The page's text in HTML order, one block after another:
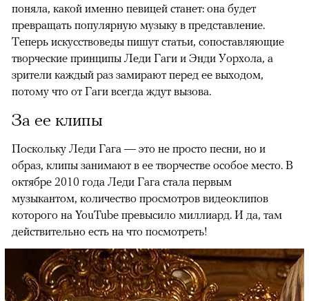
поняла, какой именно певицей станет: она будет
превращать популярную музыку в представление.
Теперь искусствоведы пишут статьи, сопоставляющие
творческие принципы Леди Гаги и Энди Уорхола, а
зрители каждый раз замирают перед ее выходом,
потому что от Гаги всегда ждут вызова.
За ее клипы
Поскольку Леди Гага — это не просто песни, но и
образ, клипы занимают в ее творчестве особое место. В
октябре 2010 года Леди Гага стала первым
музыкантом, количество просмотров видеоклипов
которого на YouTube превысило миллиард. И да, там
действительно есть на что посмотреть!